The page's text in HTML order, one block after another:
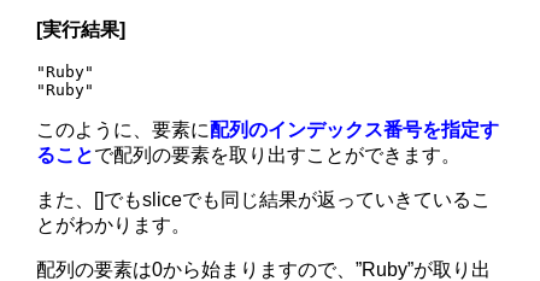
[実行結果]
"Ruby"
このように、要素に配列のインデックス番号を指定す
ることで配列の要素を取り出すことができます。
また、[]でもsliceでも同じ結果が返っていきているこ
とがわかります。
配列の要素は0から始まりますので、”Ruby”が取り出